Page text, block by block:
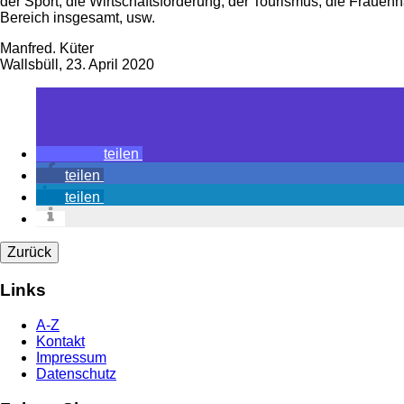
Bereich insgesamt, usw.
Manfred. Küter
Wallsbüll, 23. April 2020
teilen
teilen
teilen
Zurück
Links
A-Z
Kontakt
Impressum
Datenschutz